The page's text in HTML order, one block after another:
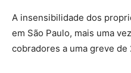
A insensibilidade dos
em São Paulo, mais uma
cobradores a uma greve de